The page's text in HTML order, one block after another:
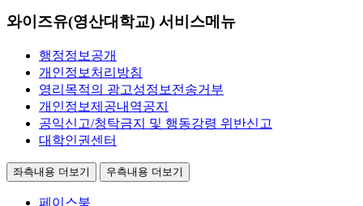
와이즈유(영산대학교) 서비스메뉴
행정정보공개
개인정보처리방침
영리목적의 광고성정보전송거부
개인정보제공내역공지
공익신고/청탁금지 및 행동강령 위반신고
대학인권센터
좌측내용 더보기 우측내용 더보기
페이스북